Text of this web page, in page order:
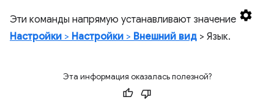
Эти команды напрямую устанавливают значение
Настройки > Настройки > Внешний вид > Язык.
Эта информация оказалась полезной?